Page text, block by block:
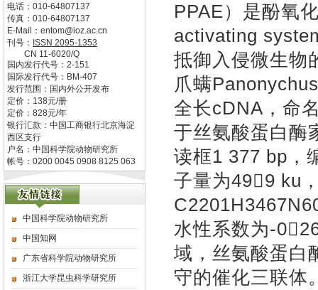
电话： 010-64807137
传真： 010-64807137
E-Mail： entom@ioz.ac.cn
刊号： ISSN 2095-1353
CN 11-6020/Q
国内发行代号： 2-151
国际发行代号： BM-407
发行范围：国内外公开发布
定价： 138元/册
定价： 828元/年
银行汇款：中国工商银行北京海淀
西区支行
户名：中国科学院动物研究所
帐号：0200 0045 0908 8125 063
中国科学院动物研究所
中国知网
广东省科学院动物研究所
浙江大学昆虫科学研究所
PPAE）是酚氧
activating
抵御入侵微生物
爪螨
全长cDNA，命
于丝氨酸蛋白酶
读框1 377 bp，
子量为499 ku
水性系数为-
域，丝氨酸蛋白
守的催化三联体